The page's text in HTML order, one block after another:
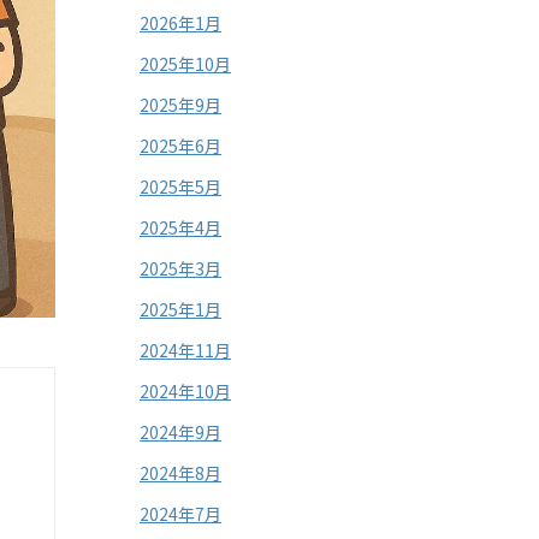
2026年1月
2025年10月
2025年9月
2025年6月
2025年5月
2025年4月
2025年3月
2025年1月
2024年11月
2024年10月
2024年9月
2024年8月
2024年7月